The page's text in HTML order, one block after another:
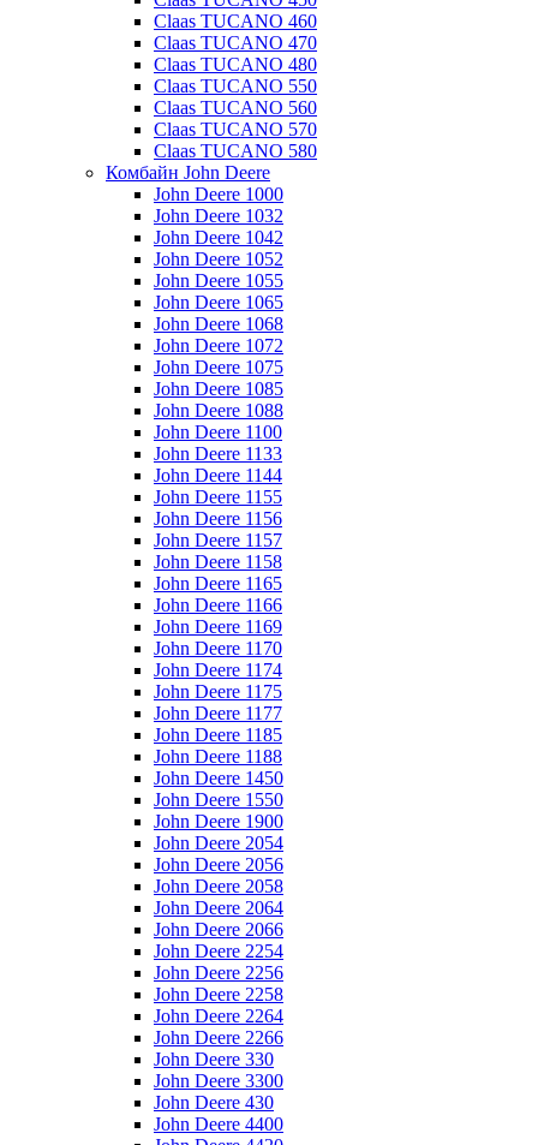
Claas TUCANO 460
Claas TUCANO 470
Claas TUCANO 480
Claas TUCANO 550
Claas TUCANO 560
Claas TUCANO 570
Claas TUCANO 580
Комбайн John Deere
John Deere 1000
John Deere 1032
John Deere 1042
John Deere 1052
John Deere 1055
John Deere 1065
John Deere 1068
John Deere 1072
John Deere 1075
John Deere 1085
John Deere 1088
John Deere 1100
John Deere 1133
John Deere 1144
John Deere 1155
John Deere 1156
John Deere 1157
John Deere 1158
John Deere 1165
John Deere 1166
John Deere 1169
John Deere 1170
John Deere 1174
John Deere 1175
John Deere 1177
John Deere 1185
John Deere 1188
John Deere 1450
John Deere 1550
John Deere 1900
John Deere 2054
John Deere 2056
John Deere 2058
John Deere 2064
John Deere 2066
John Deere 2254
John Deere 2256
John Deere 2258
John Deere 2264
John Deere 2266
John Deere 330
John Deere 3300
John Deere 430
John Deere 4400